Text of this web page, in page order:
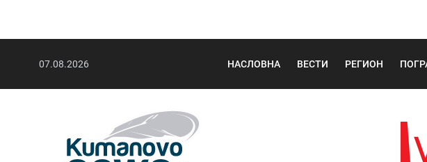
07.08.2026 НАСЛОВНА ВЕСТИ РЕГИОН